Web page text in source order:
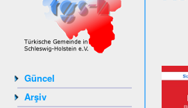
Güncel
Arşiv